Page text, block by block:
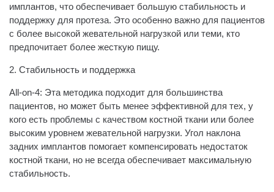
имплантов, что обеспечивает большую стабильность и
поддержку для протеза. Это особенно важно для пациентов
с более высокой жевательной нагрузкой или теми, кто
предпочитает более жесткую пищу.
2. Стабильность и поддержка
All-on-4: Эта методика подходит для большинства
пациентов, но может быть менее эффективной для тех, у
кого есть проблемы с качеством костной ткани или более
высоким уровнем жевательной нагрузки. Угол наклона
задних имплантов помогает компенсировать недостаток
костной ткани, но не всегда обеспечивает максимальную
стабильность.